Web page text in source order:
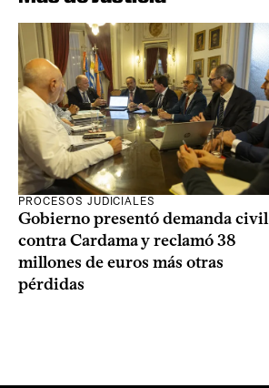
PROCESOS JUDICIALES
Gobierno presentó demanda civil
contra Cardama y reclamó 38
millones de euros más otras
pérdidas